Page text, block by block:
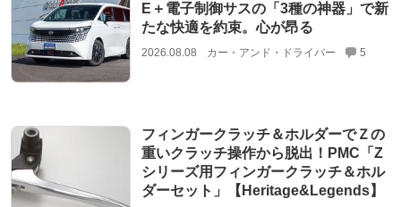
E＋電子制御サスの「3種の神器」で新
たな快適を約束。心が昂る
2026.08.08 カー・アンド・ドライバー 5
フィンガークラッチ＆ホルダーでＺの
重いクラッチ操作から脱出！PMC「Z
シリーズ用フィンガークラッチ＆ホル
ダーセット」【Heritage&Legends】